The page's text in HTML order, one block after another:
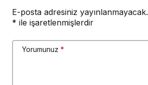
E-posta adresiniz yayınlanmayacak.
* ile işaretlenmişlerdir
Yorumunuz *